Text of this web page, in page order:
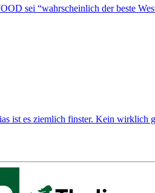
sei “wahrscheinlich der beste
ist es ziemlich finster. Kein